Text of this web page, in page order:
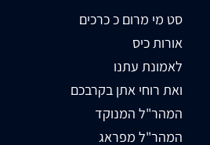
סט מי מרום כ כרכים
אורות כיס
לאמונת עתנו
ואת רוחי אתן בקרבכם
המהר"ל המנוקד
המהר"ל מפראג